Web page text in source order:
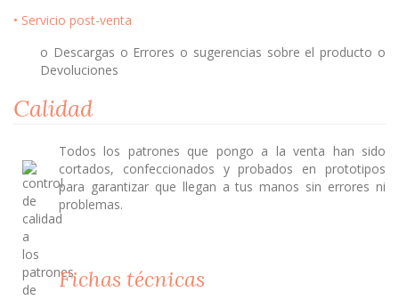
• Servicio post-venta
o Descargas o Errores o sugerencias sobre el producto o
Devoluciones
Calidad
Todos los patrones que pongo a la venta han sido
cortados, confeccionados y probados en prototipos
para garantizar que llegan a tus manos sin errores ni
problemas.
Fichas técnicas